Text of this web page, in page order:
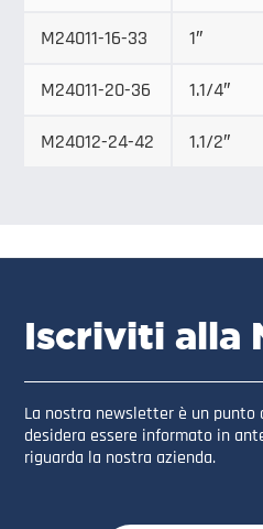
M24011-16-33 1″
M24011-20-36 1.1/4″
M24012-24-42 1.1/2″
Iscriviti alla
La nostra newsletter è un punto
desidera essere informato in
riguarda la nostra azienda.